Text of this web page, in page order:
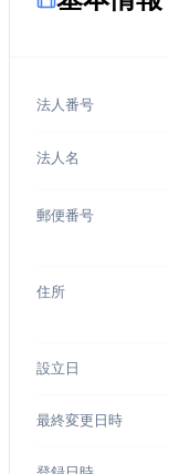
法人番号
法人名
郵便番号
住所
設立日
最終変更日時